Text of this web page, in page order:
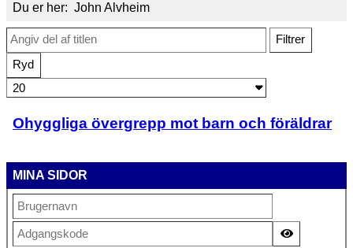
Du er her: John Alvheim
Angiv del af titlen
Filtrer
Ryd
Vis #
Ohyggliga övergrepp mot barn och föräldrar
MINA SIDOR